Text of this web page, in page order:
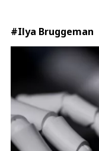
#Ilya Bruggeman